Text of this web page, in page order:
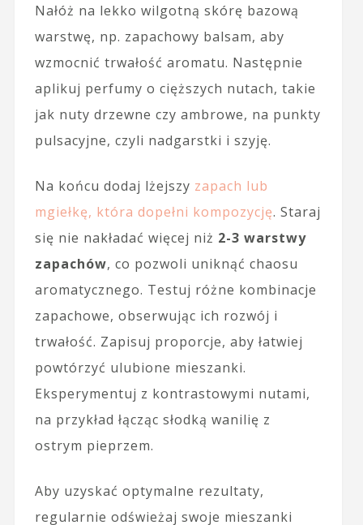
Nałóż na lekko wilgotną skórę bazową
warstwę, np. zapachowy balsam, aby
wzmocnić trwałość aromatu. Następnie
aplikuj perfumy o cięższych nutach, takie
jak nuty drzewne czy ambrowe, na punkty
pulsacyjne, czyli nadgarstki i szyję.
Na końcu dodaj lżejszy zapach lub
mgiełkę, która dopełni kompozycję. Staraj
się nie nakładać więcej niż 2-3 warstwy
zapachów, co pozwoli uniknąć chaosu
aromatycznego. Testuj różne kombinacje
zapachowe, obserwując ich rozwój i
trwałość. Zapisuj proporcje, aby łatwiej
powtórzyć ulubione mieszanki.
Eksperymentuj z kontrastowymi nutami,
na przykład łącząc słodką wanilię z
ostrym pieprzem.
Aby uzyskać optymalne rezultaty,
regularnie odświeżaj swoje mieszanki